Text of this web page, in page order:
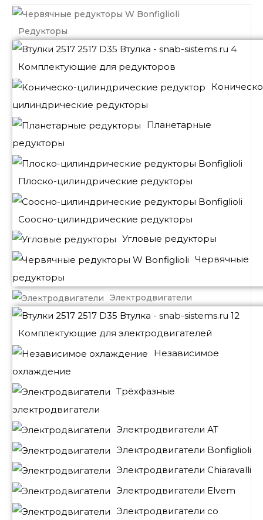
Редукторы
Комплектующие для редукторов
цилиндрические редукторы
Планетарные
редукторы
Плоско-цилиндрические редукторы
Соосно-цилиндрические редукторы
Угловые редукторы
Червячные
редукторы
Электродвигатели
Комплектующие для электродвигателей
Независимое
охлаждение
Трёхфазные
электродвигатели
Электродвигатели АТ
Электродвигатели Bonfiglioli
Электродвигатели Chiaravalli
Электродвигатели Elvem
Электродвигатели со